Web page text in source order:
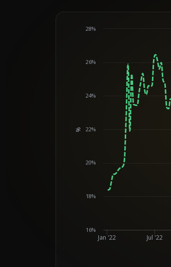
%
Jan '22 Jul '22
16%
18%
20%
22%
24%
26%
28%